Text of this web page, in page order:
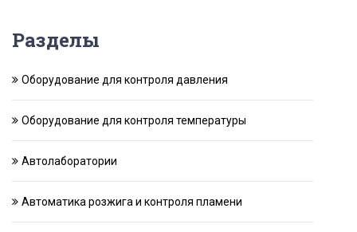
Разделы
Оборудование для контроля давления
Оборудование для контроля температуры
Автолаборатории
Автоматика розжига и контроля пламени